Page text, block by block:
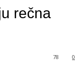
rečna
0
78